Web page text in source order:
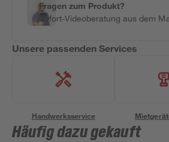
Fragen zum Produkt?
Sofort-Videoberatung aus dem
Unsere passenden Services
Handwerksservice
Häufig dazu gekauft